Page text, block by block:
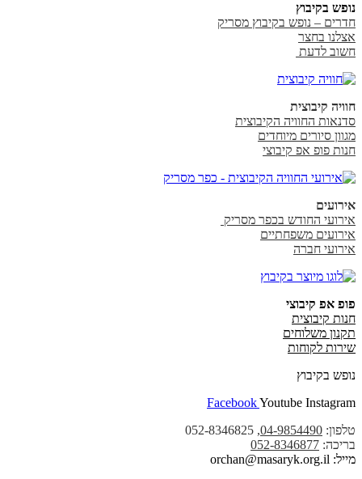
נופש בקיבוץ
חדרים – נופש בקיבוץ מסריק
אצלנו בחצר
חשוב לדעת
חוויה קיבוצית
סדנאות החוויה הקיבוצית
מגוון סיורים מיוחדים
חנות פופ אפ קיבוצי
אירועים
אירועי החודש בכפר מסריק
אירועים משפחתיים
אירועי חברה
פופ אפ קיבוצי
חנות קיבוצית
תקנון משלוחים
שירות לקוחות
נופש בקיבוץ
FacebookYoutube Instagram
טלפון: 04-9854490
, 052-8346825
בריכה: 052-8346877
מייל: orchan@masaryk.org.il